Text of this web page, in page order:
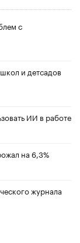
с
и детсадов
ИИ в работе
на 6,3%
журнала